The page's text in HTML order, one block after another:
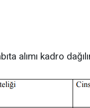
alımı kadro